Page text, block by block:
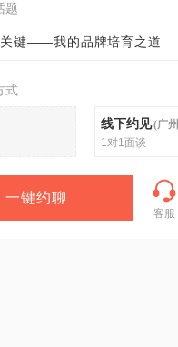
题
键——我的品牌培育之道
式
线下约见(广州
1对1面谈
一键约聊
客服